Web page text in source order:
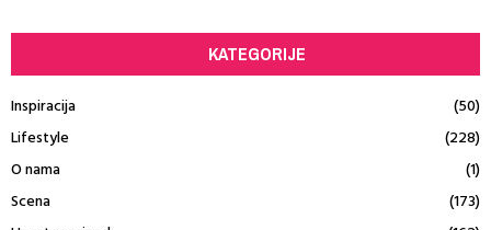
KATEGORIJE
Inspiracija
(50)
Lifestyle
(228)
O nama
(1)
Scena
(173)